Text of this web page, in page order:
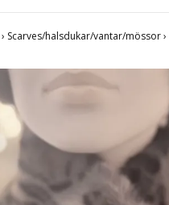
› Scarves/halsdukar/vantar/mössor›